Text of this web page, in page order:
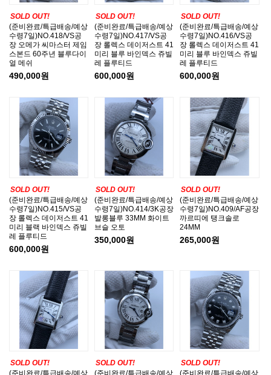
SOLD OUT!
(준비완료/특급배송/예상
수령7일)NO.418/VS공
장 오메가 씨마스터 제임
스본드 60주년 블루다이
얼 메쉬
490,000원
SOLD OUT!
(준비완료/특급배송/예상
수령7일)NO.417/VS공
장 롤렉스 데이저스트 41
미리 블루 바인덱스 쥬빌
레 플루티드
600,000원
SOLD OUT!
(준비완료/특급배송/예상
수령7일)NO.416/VS공
장 롤렉스 데이저스트 41
미리 블루 바인덱스 쥬빌
레 플루티드
600,000원
SOLD OUT!
(준비완료/특급배송/예상
수령7일)NO.415/VS공
장 롤렉스 데이저스트 41
미리 블랙 바인덱스 쥬빌
레 플루티드
600,000원
SOLD OUT!
(준비완료/특급배송/예상
수령7일)NO.414/3K공장
발롱블루 33MM 화이트
브슬 오토
350,000원
SOLD OUT!
(준비완료/특급배송/예상
수령7일)NO.409/AF공장
까르띠에 탱크솔로
24MM
265,000원
SOLD OUT!
(준비완료/특급배송/예상
SOLD OUT!
(준비완료/특급배송/예상
SOLD OUT!
(준비완료/특급배송/예상